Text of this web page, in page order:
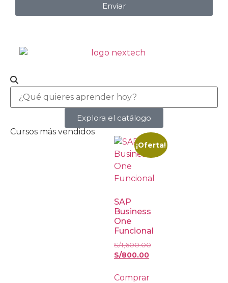
Enviar
Explora el catálogo
Cursos más vendidos
¡Oferta!
SAP
Business
One
Funcional
S/1,600.00
S/800.00
Comprar